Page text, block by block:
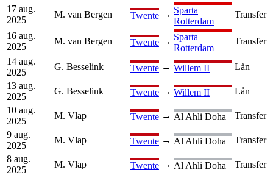
17 aug.
2025
M. van Bergen Twente → Sparta
Rotterdam
Transfer
16 aug.
2025
M. van Bergen Twente → Sparta
Rotterdam
Transfer
14 aug.
2025
G. Besselink Twente → Willem II
Lån
13 aug.
2025
G. Besselink Twente → Willem II
Lån
10 aug.
2025
M. Vlap Twente → Al Ahli Doha
Transfer
9 aug.
2025
M. Vlap Twente → Al Ahli Doha
Transfer
8 aug.
2025
M. Vlap Twente → Al Ahli Doha
Transfer